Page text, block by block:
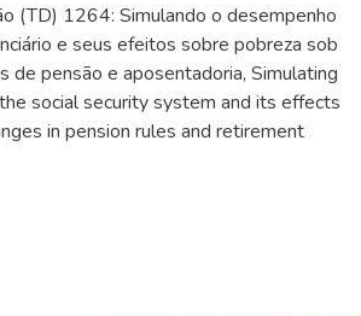
(TD) 1264: Simulando o desempenho
e seus efeitos sobre pobreza sob
de pensão e aposentadoria, Simulating
social security system and its effects
in pension rules and retirement